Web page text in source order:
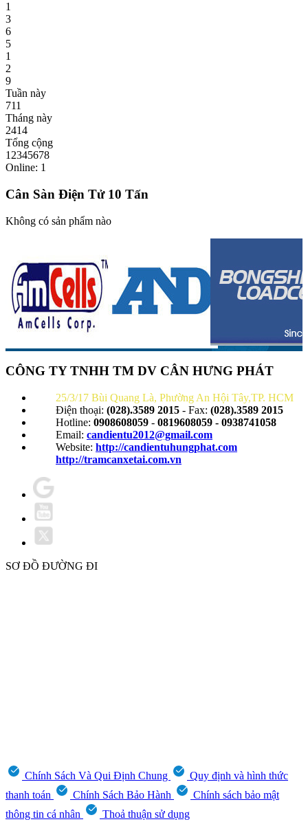
1
3
6
5
1
2
9
Tuần này
711
Tháng này
2414
Tổng cộng
12345678
Online: 1
Cân Sàn Điện Tử 10 Tấn
Không có sản phẩm nào
CÔNG TY TNHH TM DV CÂN HƯNG PHÁT
25/3/17 Bùi Quang Là, Phường An Hội Tây,TP. HCM
Điện thoại: (028).3589 2015 - Fax: (028).3589 2015
Hotline: 0908608059 - 0819608059 - 0938741058
Email: candientu2012@gmail.com
Website: http://candientuhungphat.com
http://tramcanxetai.com.vn
SƠ ĐỒ ĐƯỜNG ĐI
Chính Sách Và Qui Định Chung
Quy định và hình thức
thanh toán
Chính Sách Bảo Hành
Chính sách bảo mật
thông tin cá nhân
Thoả thuận sử dụng